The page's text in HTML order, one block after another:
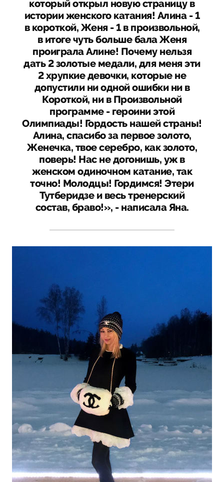
который открыл новую страницу в
истории женского катания! Алина - 1
в короткой, Женя - 1 в произвольной,
в итоге чуть больше бала Женя
проиграла Алине! Почему нельзя
дать 2 золотые медали, для меня эти
2 хрупкие девочки, которые не
допустили ни одной ошибки ни в
Короткой, ни в Произвольной
программе - героини этой
Олимпиады! Гордость нашей страны!
Алина, спасибо за первое золото,
Женечка, твое серебро, как золото,
поверь! Нас не догонишь, уж в
женском одиночном катание, так
точно! Молодцы! Гордимся! Этери
Тутберидзе и весь тренерский
состав, браво!», - написала Яна.